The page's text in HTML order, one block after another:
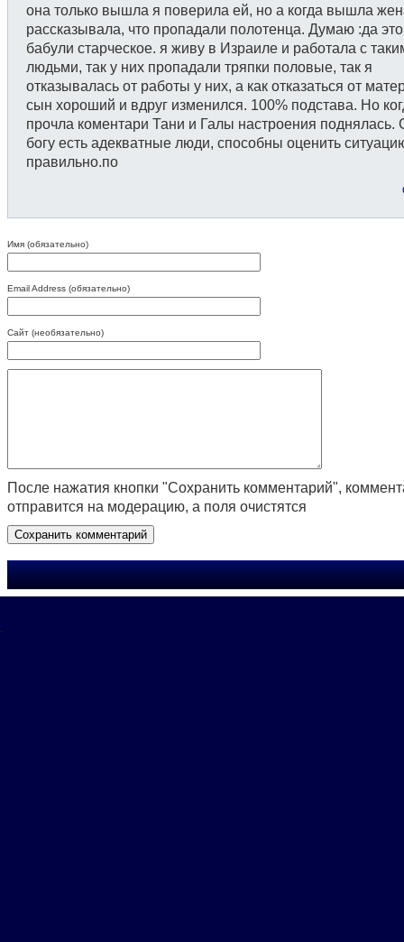
она только вышла я поверила ей, но а когда вышла
рассказывала, что пропадали полотенца. Думаю :да
бабули старческое. я живу в Израиле и работала с
людьми, так у них пропадали тряпки половые, так я
отказывалась от работы у них, а как отказаться от
сын хороший и вдруг изменился. 100% подстава. Но
прочла коментари Тани и Галы настроения поднялась.
богу есть адекватные люди, способны оценить
правильно.по
Имя (обязательно)
Email Address (обязательно)
Сайт (необязательно)
После нажатия кнопки "Сохранить комментарий",
отправится на модерацию, а поля очистятся
.